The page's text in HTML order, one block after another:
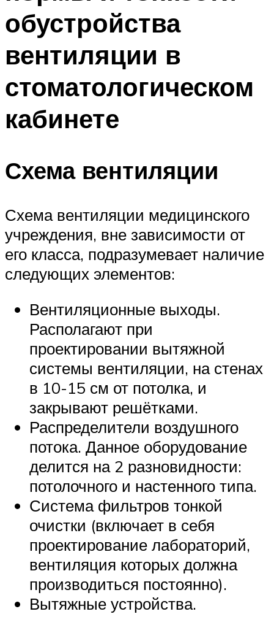
обустройства
вентиляции в
стоматологическом
кабинете
Схема вентиляции
Схема вентиляции медицинского
учреждения, вне зависимости от
его класса, подразумевает наличие
следующих элементов:
Вентиляционные выходы.
Располагают при
проектировании вытяжной
системы вентиляции, на стенах
в 10-15 см от потолка, и
закрывают решётками.
Распределители воздушного
потока. Данное оборудование
делится на 2 разновидности:
потолочного и настенного типа.
Система фильтров тонкой
очистки (включает в себя
проектирование лабораторий,
вентиляция которых должна
производиться постоянно).
Вытяжные устройства.